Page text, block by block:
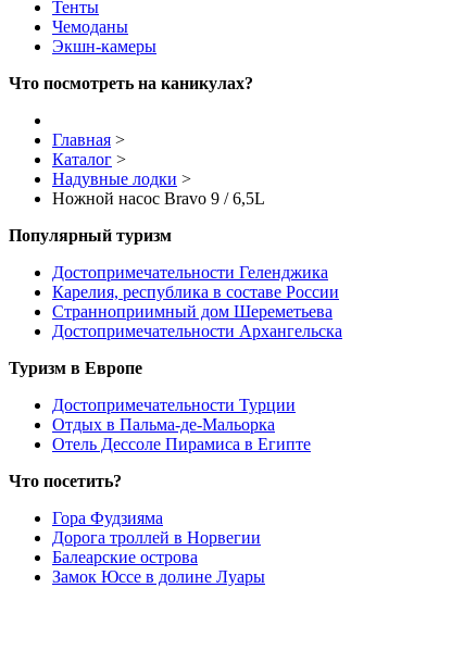
Тенты
Чемоданы
Экшн-камеры
Что посмотреть на каникулах?
Главная >
Каталог >
Надувные лодки >
Ножной насос Bravo 9 / 6,5L
Популярный туризм
Достопримечательности Геленджика
Карелия, республика в составе России
Странноприимный дом Шереметьева
Достопримечательности Архангельска
Туризм в Европе
Достопримечательности Турции
Отдых в Пальма-де-Мальорка
Отель Дессоле Пирамиса в Египте
Что посетить?
Гора Фудзияма
Дорога троллей в Норвегии
Балеарские острова
Замок Юссе в долине Луары